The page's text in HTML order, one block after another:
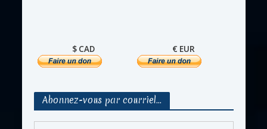
$ CAD € EUR
Abonnez-vous par courriel…